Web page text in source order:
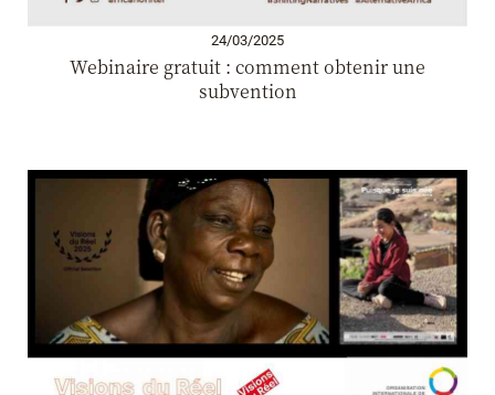
24/03/2025
Webinaire gratuit : comment obtenir une
subvention